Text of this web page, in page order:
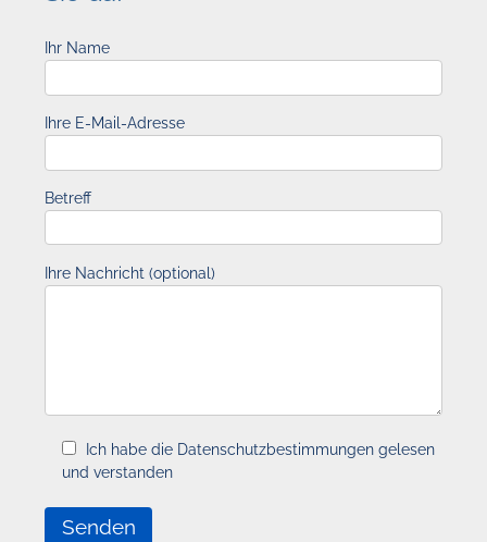
Ihr Name
Ihre E-Mail-Adresse
Betreff
Ihre Nachricht (optional)
Ich habe die Datenschutzbestimmungen gelesen
und verstanden